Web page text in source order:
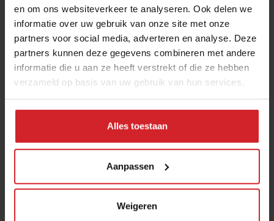
en om ons websiteverkeer te analyseren. Ook delen we
informatie over uw gebruik van onze site met onze
partners voor social media, adverteren en analyse. Deze
partners kunnen deze gegevens combineren met andere
informatie die u aan ze heeft verstrekt of die ze hebben
verzameld op basis van uw gebruik van hun services.
Alles toestaan
Aanpassen
Weigeren
Herman den Blijker over de impact van
afvalmedicijnen voor de horeca
Alles wat je als chef en horecaondernemer moet weten over
27 februari 2025 | 9 min
Restaurants Chefs